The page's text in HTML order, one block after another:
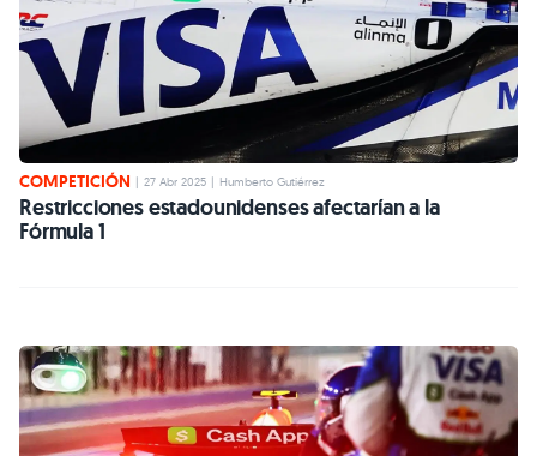
COMPETICIÓN | 27 Abr 2025 | Humberto Gutiérrez
Restricciones estadounidenses afectarían a la
Fórmula 1